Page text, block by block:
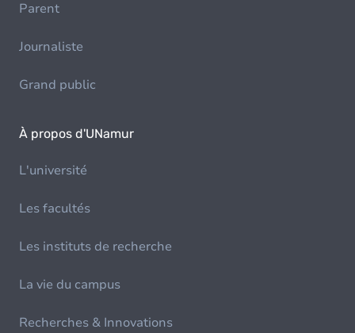
Parent
Journaliste
Grand public
À propos d'UNamur
L'université
Les facultés
Les instituts de recherche
La vie du campus
Recherches & Innovations